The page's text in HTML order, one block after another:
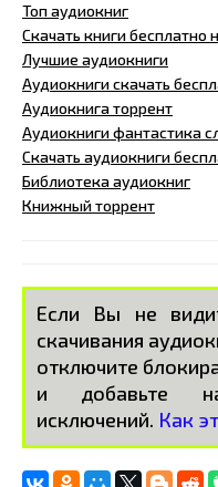
Топ аудиокниг
Скачать книги бесплатно
Лучшие аудиокниги
Аудиокниги скачать
Аудиокнига торрент
Аудиокниги фантастика
Скачать аудиокниги
Библиотека аудиокниг
Книжный торрент
Если Вы не
скачивания
отключите
и добавьте
исключений. Как